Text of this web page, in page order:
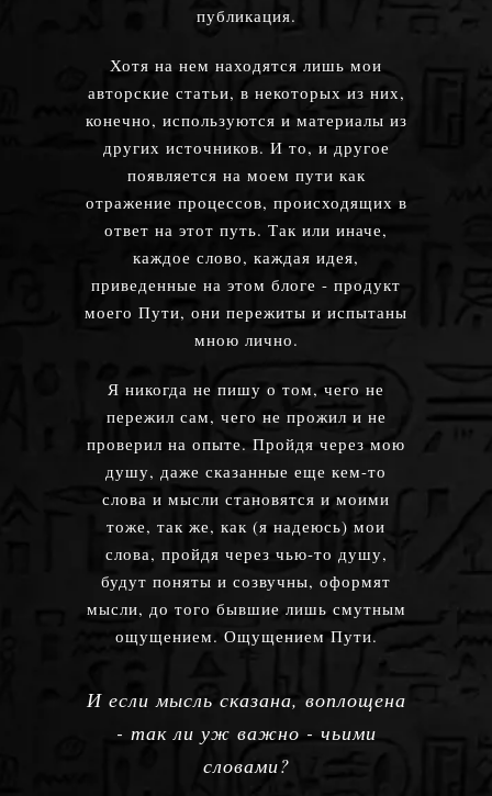
публикация.
Хотя на нем находятся лишь мои
авторские статьи, в некоторых из них,
конечно, используются и материалы из
других источников. И то, и другое
появляется на моем пути как
отражение процессов, происходящих в
ответ на этот путь. Так или иначе,
каждое слово, каждая идея,
приведенные на этом блоге - продукт
моего Пути, они пережиты и испытаны
мною лично.
Я никогда не пишу о том, чего не
пережил сам, чего не прожил и не
проверил на опыте. Пройдя через мою
душу, даже сказанные еще кем-то
слова и мысли становятся и моими
тоже, так же, как (я надеюсь) мои
слова, пройдя через чью-то душу,
будут поняты и созвучны, оформят
мысли, до того бывшие лишь смутным
ощущением. Ощущением Пути.
И если мысль сказана, воплощена
- так ли уж важно - чьими
словами?